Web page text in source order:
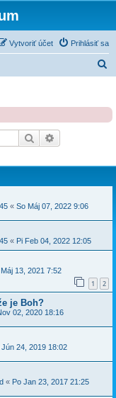
Prihlásiť sa
Vytvoriť účet
Hľadať
« So Máj 07, 2022 9:06
« Pi Feb 04, 2022 12:05
13, 2021 7:52
1 2
je Boh?
02, 2020 18:16
Jún 24, 2019 18:02
« Po Jan 23, 2017 21:25